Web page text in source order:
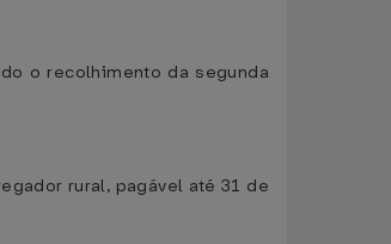
o recolhimento da segunda
rural, pagável até 31 de